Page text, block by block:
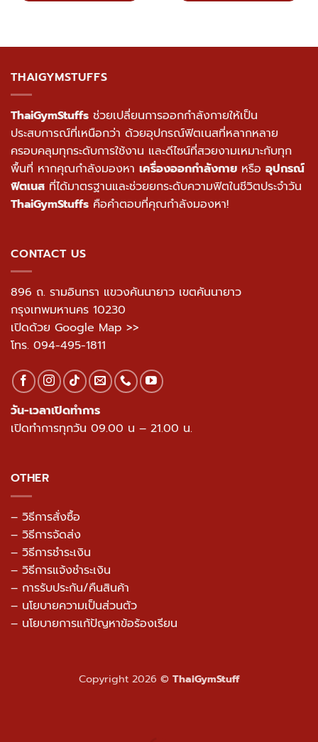
THAIGYMSTUFFS
ThaiGymStuffs ช่วยเปลี่ยนการออกกำลังกายให้เป็น
ประสบการณ์ที่เหนือกว่า ด้วยอุปกรณ์ฟิตเนสที่หลากหลาย
ครอบคลุมทุกระดับการใช้งาน และดีไซน์ที่สวยงามเหมาะกับทุก
พื้นที่ หากคุณกำลังมองหา เครื่องออกกำลังกาย หรือ อุปกรณ์
ฟิตเนส ที่ได้มาตรฐานและช่วยยกระดับความฟิตในชีวิตประจำวัน
ThaiGymStuffs คือคำตอบที่คุณกำลังมองหา!
CONTACT US
896 ถ. รามอินทรา แขวงคันนายาว เขตคันนายาว
กรุงเทพมหานคร 10230
เปิดด้วย Google Map >>
โทร. 094-495-1811
วัน-เวลาเปิดทำการ
เปิดทำการทุกวัน 09.00 น – 21.00 น.
OTHER
– วิธีการสั่งซื้อ
– วิธีการจัดส่ง
– วิธีการชำระเงิน
– วิธีการแจ้งชำระเงิน
– การรับประกัน/คืนสินค้า
– นโยบายความเป็นส่วนตัว
– นโยบายการแก้ปัญหาข้อร้องเรียน
Copyright 2026 © ThaiGymStuff